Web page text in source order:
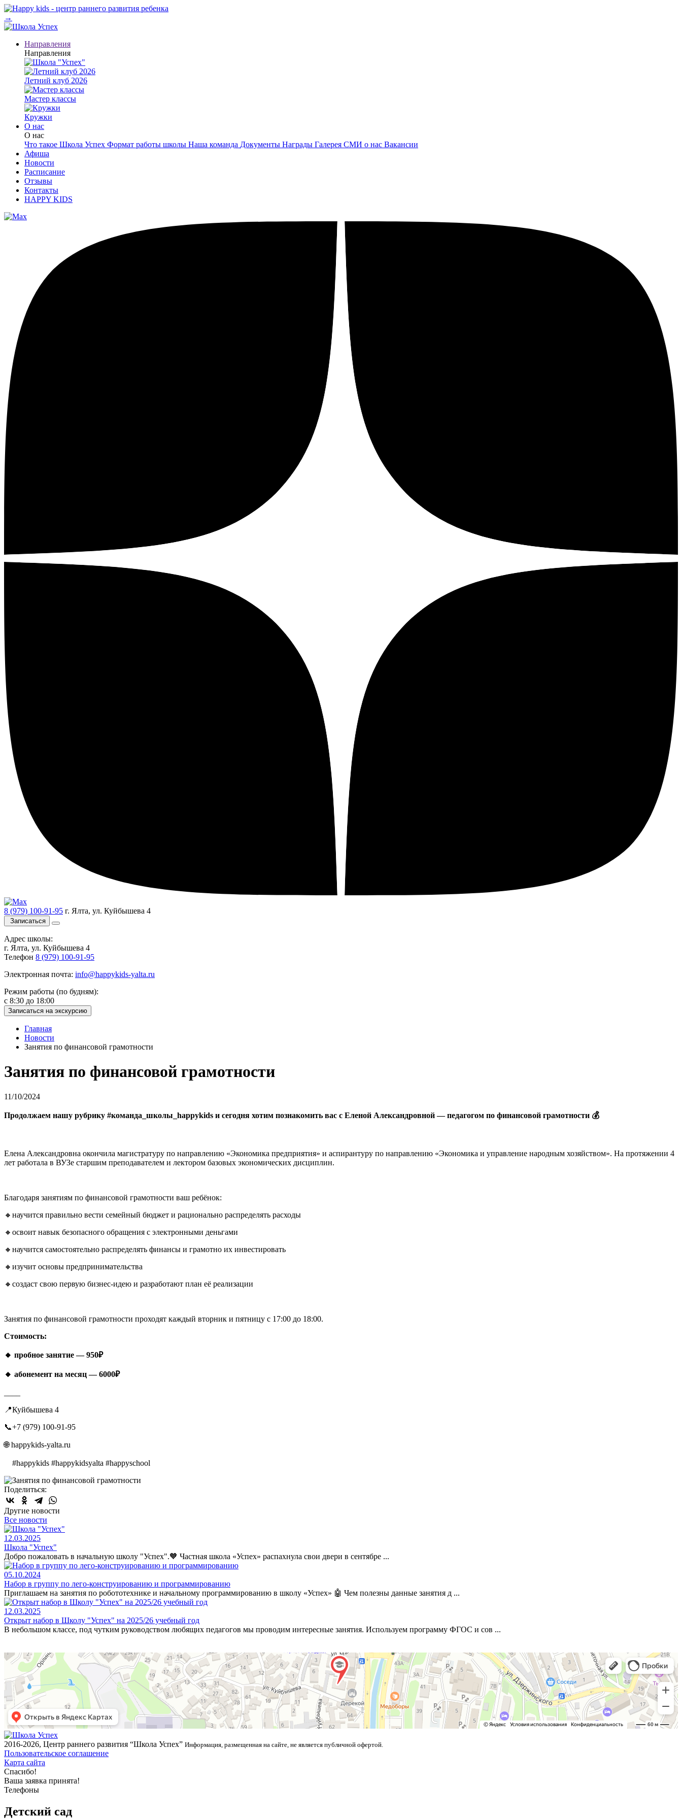
→
Направления
Направления
Летний клуб 2026
Мастер классы
Кружки
О нас
О нас
Что такое Школа Успех Формат работы школы Наша команда Документы Награды Галерея СМИ о нас Вакансии
Афиша
Новости
Расписание
Отзывы
Контакты
HAPPY KIDS
8 (979) 100-91-95 г. Ялта, ул. Куйбышева 4
Записаться
Адрес школы:
г. Ялта, ул. Куйбышева 4
Телефон 8 (979) 100-91-95
Электронная почта: info@happykids-yalta.ru
Режим работы (по будням):
с 8:30 до 18:00
Записаться на экскурсию
Главная
Новости
Занятия по финансовой грамотности
Занятия по финансовой грамотности
11/10/2024
Продолжаем нашу рубрику #команда_школы_happykids и сегодня хотим познакомить вас с Еленой Александровной — педагогом по финансовой грамотности 💰
Елена Александровна окончила магистратуру по направлению «Экономика предприятия» и аспирантуру по направлению «Экономика и управление народным хозяйством». На протяжении 4
лет работала в ВУЗе старшим преподавателем и лектором базовых экономических дисциплин.
Благодаря занятиям по финансовой грамотности ваш ребёнок:
🔸научится правильно вести семейный бюджет и рационально распределять расходы
🔸освоит навык безопасного обращения с электронными деньгами
🔸научится самостоятельно распределять финансы и грамотно их инвестировать
🔸изучит основы предпринимательства
🔸создаст свою первую бизнес-идею и разработают план её реализации
Занятия по финансовой грамотности проходят каждый вторник и пятницу с 17:00 до 18:00.
Стоимость:
🔸 пробное занятие — 950₽
🔸 абонемент на месяц — 6000₽
📍Куйбышева 4
📞+7 (979) 100-91-95
🌐 happykids-yalta.ru
⠀ #happykids #happykidsyalta #happyschool
Поделиться:
Другие новости
Все новости
12.03.2025
Школа "Успех"
Добро пожаловать в начальную школу "Успех".🧡 Частная школа «Успех» распахнула свои двери в сентябре ...
05.10.2024
Набор в группу по лего-конструированию и программированию
Приглашаем на занятия по робототехнике и начальному программированию в школу «Успех» 🤖 Чем полезны данные занятия д ...
12.03.2025
Открыт набор в Школу "Успех" на 2025/26 учебный год
В небольшом классе, под чутким руководством любящих педагогов мы проводим интересные занятия. Используем программу ФГОС и сов ...
2016-2026, Центр раннего развития “Школа Успех” Информация, размещенная на сайте, не является публичной офертой.
Пользовательское соглашение
Карта сайта
Спасибо!
Ваша заявка принята!
Телефоны
Детский сад